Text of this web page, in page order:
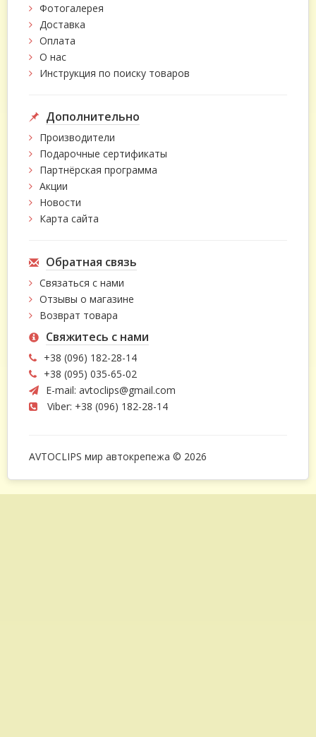
Фотогалерея
Доставка
Оплата
О нас
Инструкция по поиску товаров
Дополнительно
Производители
Подарочные сертификаты
Партнёрская программа
Акции
Новости
Карта сайта
Обратная связь
Связаться с нами
Отзывы о магазине
Возврат товара
Свяжитесь с нами
+38 (096) 182-28-14
+38 (095) 035-65-02
E-mail: avtoclips@gmail.com
Viber: +38 (096) 182-28-14
AVTOCLIPS мир автокрепежа © 2026